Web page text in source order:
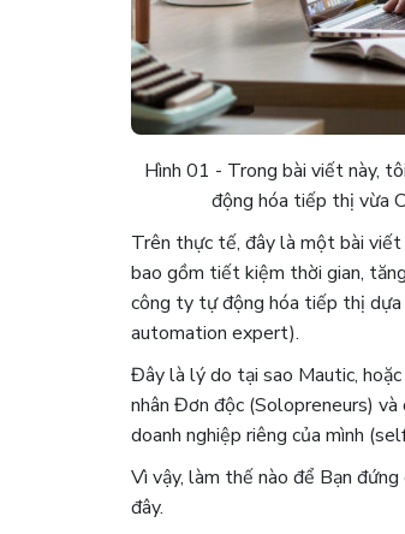
Hình 01 - Trong bài viết này,
động hóa tiếp thị vừa
Trên thực tế, đây là một bài
bao gồm tiết kiệm thời gian,
công ty tự động hóa tiếp thị
automation expert).
Đây là lý do tại sao Mautic,
nhân Đơn độc (Solopreneurs)
doanh nghiệp riêng của mình
Vì vậy, làm thế nào để Bạn
đây.